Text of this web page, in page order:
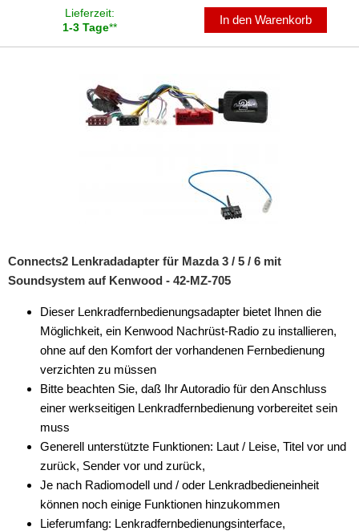
Lieferzeit:
1-3 Tage**
In den Warenkorb
Connects2 Lenkradadapter für Mazda 3 / 5 / 6 mit
Soundsystem auf Kenwood - 42-MZ-705
Dieser Lenkradfernbedienungsadapter bietet Ihnen die
Möglichkeit, ein Kenwood Nachrüst-Radio zu installieren,
ohne auf den Komfort der vorhandenen Fernbedienung
verzichten zu müssen
Bitte beachten Sie, daß Ihr Autoradio für den Anschluss
einer werkseitigen Lenkradfernbedienung vorbereitet sein
muss
Generell unterstützte Funktionen: Laut / Leise, Titel vor und
zurück, Sender vor und zurück,
Je nach Radiomodell und / oder Lenkradbedieneinheit
können noch einige Funktionen hinzukommen
Lieferumfang: Lenkradfernbedienungsinterface,